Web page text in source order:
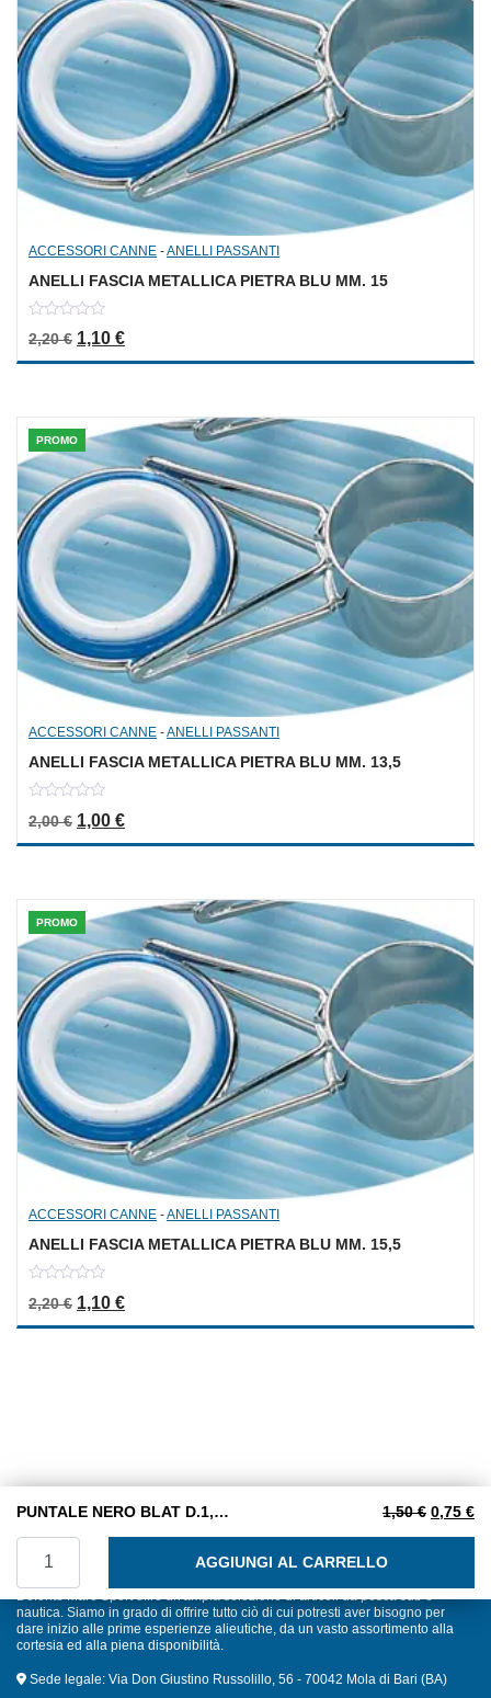
ACCESSORI CANNE -ANELLI PASSANTI
ANELLI FASCIA METALLICA PIETRA BLU MM. 15
out
of
2,20€ Il prezzo originale era: 2,20 €.
1,10 €Il prezzo attuale è: 1,10 €.
PROMO
ACCESSORI CANNE -ANELLI PASSANTI
ANELLI FASCIA METALLICA PIETRA BLU MM. 13,5
out
of
2,00€ Il prezzo originale era: 2,00 €.
1,00 €Il prezzo attuale è: 1,00 €.
PROMO
ACCESSORI CANNE -ANELLI PASSANTI
ANELLI FASCIA METALLICA PIETRA BLU MM. 15,5
out
2,20€ Il prezzo originale era: 2,20 €.
1,10 €Il prezzo attuale è: 1,10 €.
PUNTALE NERO BLAT D.1,4/6 1,50€ Il
0,75 €Il
AGGIUNGI AL CARRELLO
nautica. Siamo in grado di offrire tutto ciò di cui potresti aver bisogno per
dare inizio alle prime esperienze alieutiche, da un vasto assortimento alla
cortesia ed alla piena disponibilità.
Sede legale: Via Don Giustino Russolillo, 56 - 70042 Mola di Bari (BA)